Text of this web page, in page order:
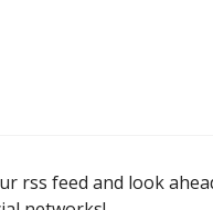
rss feed and look